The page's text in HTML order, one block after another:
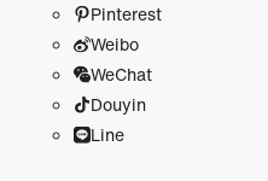
Pinterest
Weibo
WeChat
Douyin
Line